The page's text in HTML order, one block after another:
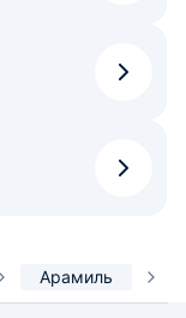
Арамиль